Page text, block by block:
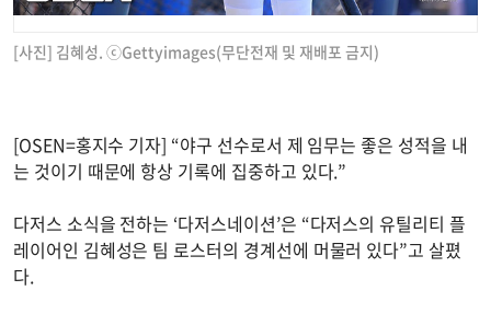
[사진] 김혜성. ⓒGettyimages(무단전재 및 재배포 금지)
[OSEN=홍지수 기자] “야구 선수로서 제 임무는 좋은 성적을 내
는 것이기 때문에 항상 기록에 집중하고 있다.”
다저스 소식을 전하는 ‘다저스네이션’은 “다저스의 유틸리티 플
레이어인 김혜성은 팀 로스터의 경계선에 머물러 있다”고 살폈
다.